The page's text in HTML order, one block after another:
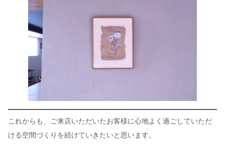
これからも、ご来店いただいたお客様に心地よく過ごしていただ
ける空間づくりを続けていきたいと思います。